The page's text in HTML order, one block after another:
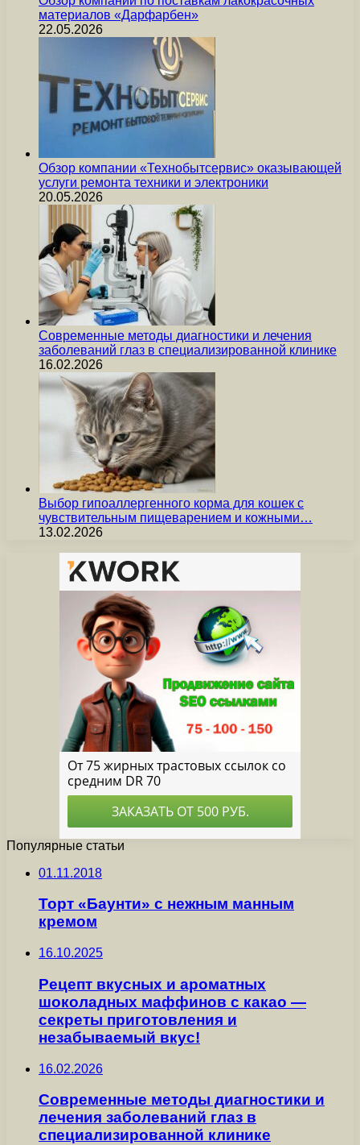
материалов «Дарфарбен»
22.05.2026
Обзор компании «Технобытсервис» оказывающей
услуги ремонта техники и электроники
20.05.2026
Современные методы диагностики и лечения
заболеваний глаз в специализированной клинике
16.02.2026
Выбор гипоаллергенного корма для кошек с
чувствительным пищеварением и кожными…
13.02.2026
Популярные статьи
01.11.2018
Торт «Баунти» с нежным манным
кремом
16.10.2025
Рецепт вкусных и ароматных
шоколадных маффинов с какао —
секреты приготовления и
незабываемый вкус!
16.02.2026
Современные методы диагностики и
лечения заболеваний глаз в
специализированной клинике